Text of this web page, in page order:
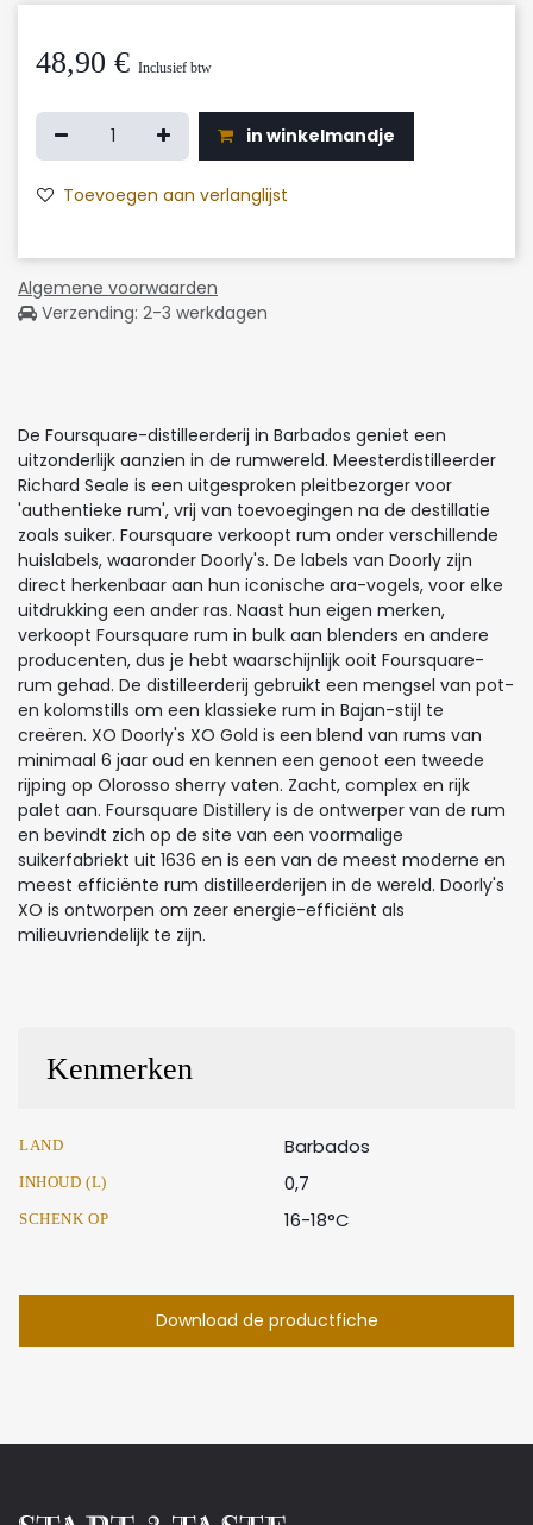
48,90 € Inclusief btw
in winkelmandje
Toevoegen aan verlanglijst
Algemene voorwaarden
Verzending: 2-3 werkdagen
De Foursquare-distilleerderij in Barbados geniet een
uitzonderlijk aanzien in de rumwereld. Meesterdistilleerder
Richard Seale is een uitgesproken pleitbezorger voor
'authentieke rum', vrij van toevoegingen na de destillatie
zoals suiker. Foursquare verkoopt rum onder verschillende
huislabels, waaronder Doorly's. De labels van Doorly zijn
direct herkenbaar aan hun iconische ara-vogels, voor elke
uitdrukking een ander ras. Naast hun eigen merken,
verkoopt Foursquare rum in bulk aan blenders en andere
producenten, dus je hebt waarschijnlijk ooit Foursquare-
rum gehad. De distilleerderij gebruikt een mengsel van pot-
en kolomstills om een klassieke rum in Bajan-stijl te
creëren. XO Doorly's XO Gold is een blend van rums van
minimaal 6 jaar oud en kennen een genoot een tweede
rijping op Olorosso sherry vaten. Zacht, complex en rijk
palet aan. Foursquare Distillery is de ontwerper van de rum
en bevindt zich op de site van een voormalige
suikerfabriekt uit 1636 en is een van de meest moderne en
meest efficiënte rum distilleerderijen in de wereld. Doorly's
XO is ontworpen om zeer energie-efficiënt als
milieuvriendelijk te zijn.
Kenmerken
LAND Barbados
INHOUD (L) 0,7
SCHENK OP 16-18°C
Download de productfiche